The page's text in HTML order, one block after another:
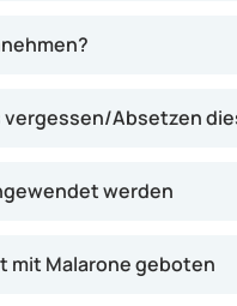
Absetzen
werden
mit Malarone geboten